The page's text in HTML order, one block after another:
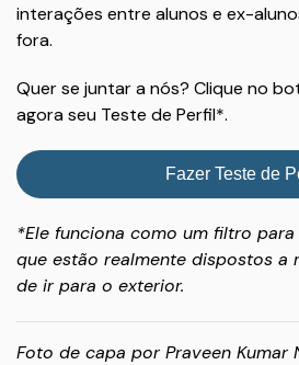
interações entre alunos e ex-
fora.
Quer se juntar a nós? Clique no
agora seu Teste de Perfil*.
Fazer Teste de
*Ele funciona como um filtro
que estão realmente dispostos a
de ir para o exterior.
Foto de capa porPraveen Kumar